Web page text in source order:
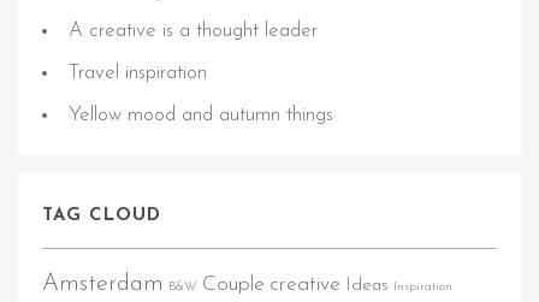
A creative is a thought leader
Travel inspiration
Yellow mood and autumn things
TAG CLOUD
Amsterdam B&W Couple creative Ideas Inspiration